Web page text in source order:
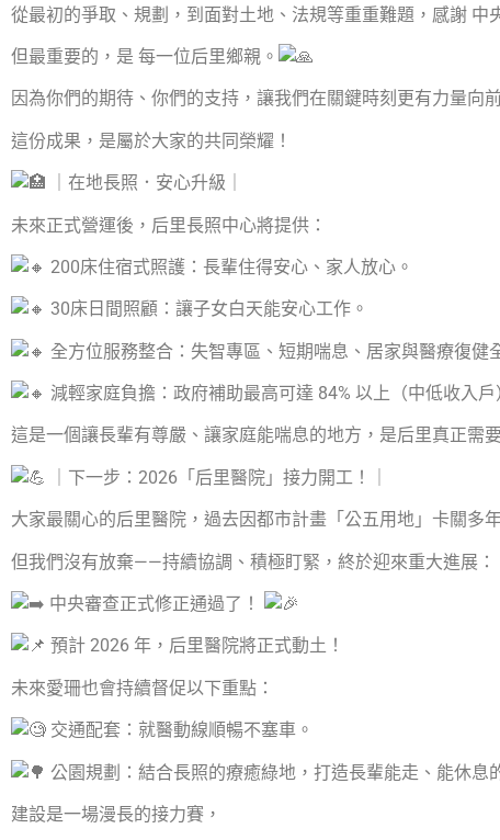
從最初的爭取、規劃，到面對土地、法規等重重難題，感謝
但最重要的，是 每一位后里鄉親。
因為你們的期待、你們的支持，讓我們在關鍵時刻更有力量向
這份成果，是屬於大家的共同榮耀！
｜在地長照．安心升級｜
未來正式營運後，后里長照中心將提供：
200床住宿式照護：長輩住得安心、家人放心。
30床日間照顧：讓子女白天能安心工作。
全方位服務整合：失智專區、短期喘息、居家與醫療復健
減輕家庭負擔：政府補助最高可達 84% 以上（中低收入戶
這是一個讓長輩有尊嚴、讓家庭能喘息的地方，是后里真正需
｜下一步：2026「后里醫院」接力開工！｜
大家最關心的后里醫院，過去因都市計畫「公五用地」卡關多
但我們沒有放棄——持續協調、積極盯緊，終於迎來重大進展：
中央審查正式修正通過了！
預計 2026 年，后里醫院將正式動土！
未來愛珊也會持續督促以下重點：
交通配套：就醫動線順暢不塞車。
公園規劃：結合長照的療癒綠地，打造長輩能走、能休息
建設是一場漫長的接力賽，